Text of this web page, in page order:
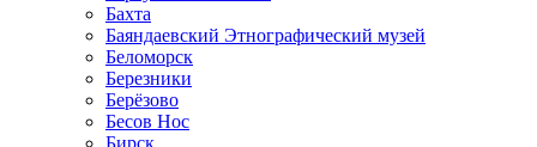
Бахта
Баяндаевский Этнографический музей
Беломорск
Березники
Берёзово
Бесов Нос
Бирск